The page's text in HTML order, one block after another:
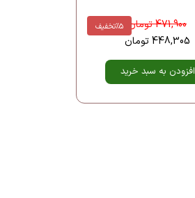
%5تخفیف 471,900تومان
448,305تومان
افزودن به سبد خرید